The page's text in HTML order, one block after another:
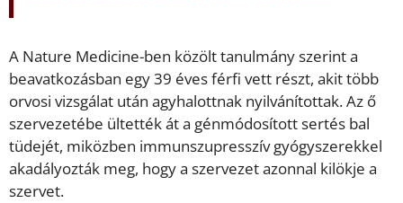
A Nature Medicine-ben közölt tanulmány szerint a
beavatkozásban egy 39 éves férfi vett részt, akit több
orvosi vizsgálat után agyhalottnak nyilvánítottak. Az ő
szervezetébe ültették át a génmódosított sertés bal
tüdejét, miközben immunszupresszív gyógyszerekkel
akadályozták meg, hogy a szervezet azonnal kilökje a
szervet.